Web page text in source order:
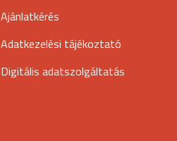
Ajánlatkérés
Adatkezelési tájékoztató
Digitális adatszolgáltatás